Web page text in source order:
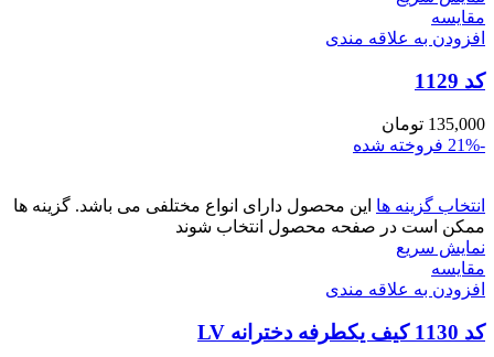
مقايسه
افزودن به علاقه مندی
کد 1129
135,000 تومان
-21%
فروخته شده
انتخاب گزینه ها این محصول دارای انواع مختلفی می باشد. گزینه ها
ممکن است در صفحه محصول انتخاب شوند
نمایش سریع
مقايسه
افزودن به علاقه مندی
کد 1130 کیف یکطرفه دخترانه LV